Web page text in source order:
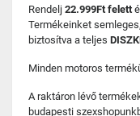
Rendelj 22.999Ft felett
Termékeinket
biztosítva a teljes
Minden motoros
A raktáron lévő
budapesti